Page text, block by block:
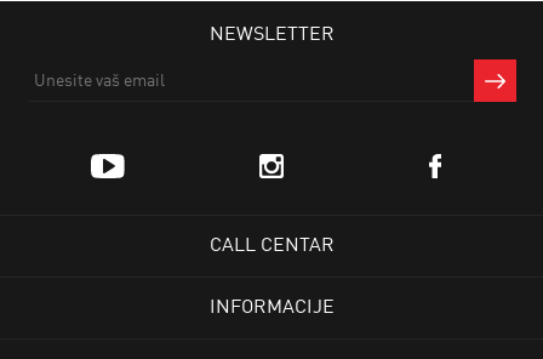
NEWSLETTER
CALL CENTAR
INFORMACIJE